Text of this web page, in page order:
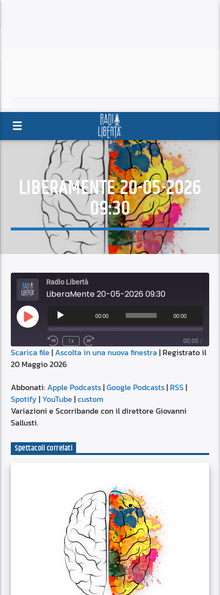
LIBERAMENTE 20-05-2026
09:30
Radio Libertà
LiberaMente 20-05-2026 09:30
Play
Episode
Audio
Player
00:00 00:00
1x 00:00 /
SUBSCRIBE SHARE
Apple Podcasts
YouTube
RSS FEED
SHARE
LINK
EMBED
Scarica file |Ascolta in una nuova finestra | Registrato il
20 Maggio 2026
Abbonati:Apple Podcasts|Google Podcasts| RSS|
Spotify | YouTube |custom
Variazioni e Scorribande con il direttore Giovanni
Sallusti.
Spettacoli correlati